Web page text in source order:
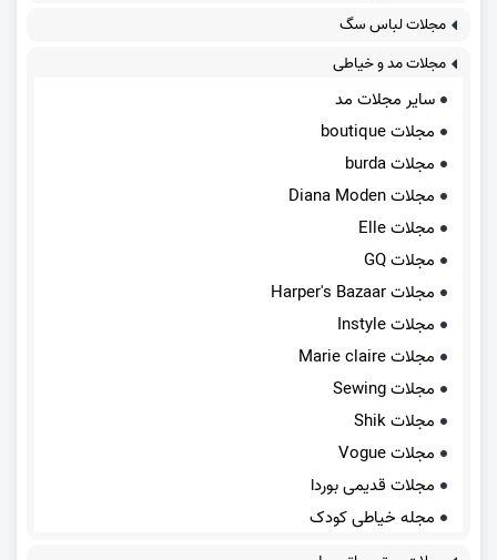
مجلات لباس سگ
مجلات مد و خیاطی
سایر مجلات مد
مجلات boutique
مجلات burda
مجلات Diana Moden
مجلات Elle
مجلات GQ
مجلات Harper's Bazaar
مجلات Instyle
مجلات Marie claire
مجلات Sewing
مجلات Shik
مجلات Vogue
مجلات قدیمی بوردا
مجله خیاطی کودک